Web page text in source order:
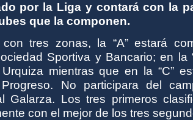
por la Liga y contará con la
que la componen.
tres zonas, la “A” estará
Sportiva y Bancario; en la
mientras que en la “C”
No participara del
Galarza. Los tres primeros
con el mejor de los tres